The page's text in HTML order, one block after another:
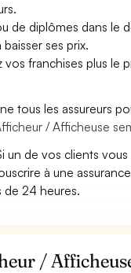
de diplômes dans le
ses prix.
franchises plus le
tous les assureurs
/ Afficheuse
un de vos clients
à une
de 24 heures.
/